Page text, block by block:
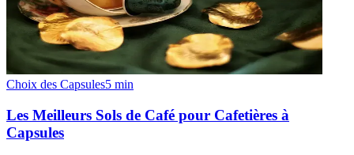
Choix des Capsules5 min
Les Meilleurs Sols de Café pour Cafetières à
Capsules